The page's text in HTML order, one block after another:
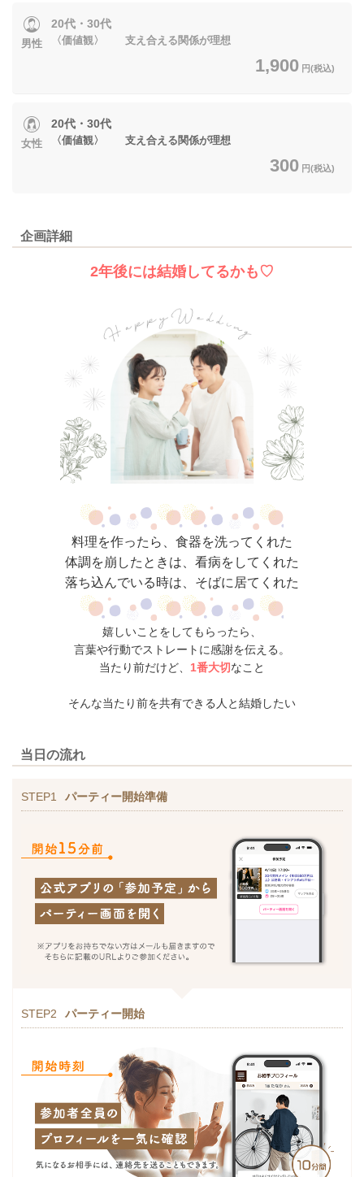
男性
20代・30代
〈価値観〉 支え合える関係が理想
1,900 円(税込)
女性
20代・30代
〈価値観〉 支え合える関係が理想
300 円(税込)
企画詳細
2年後には結婚してるかも♡
料理を作ったら、食器を洗ってくれた
体調を崩したときは、看病をしてくれた
落ち込んでいる時は、そばに居てくれた
嬉しいことをしてもらったら、
言葉や行動でストレートに感謝を伝える。
当たり前だけど、 1番大切なこと
そんな当たり前を共有できる人と結婚したい
当日の流れ
STEP1 パーティー開始準備
STEP2 パーティー開始